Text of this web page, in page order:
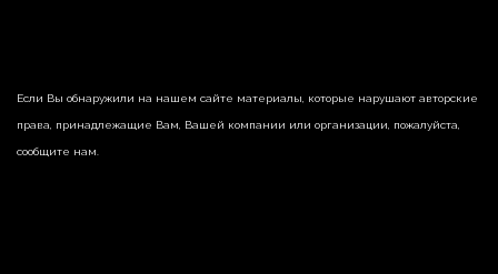
Если Вы обнаружили на нашем сайте материалы, которые нарушают авторские
права, принадлежащие Вам, Вашей компании или организации, пожалуйста,
сообщите нам.